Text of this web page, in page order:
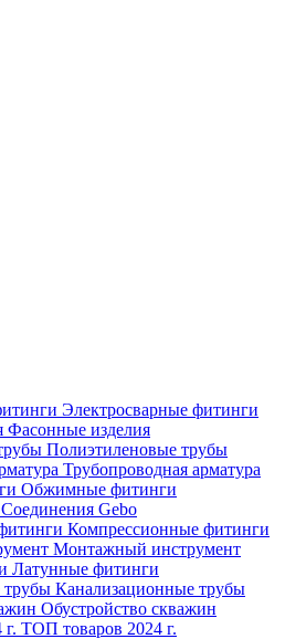
Электросварные фитинги
Фасонные изделия
Полиэтиленовые трубы
Трубопроводная арматура
Обжимные фитинги
Соединения Gebo
Компрессионные фитинги
Монтажный инструмент
Латунные фитинги
Канализационные трубы
Обустройство скважин
ТОП товаров 2024 г.